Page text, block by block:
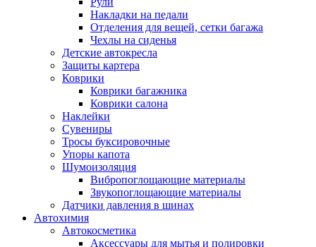
Накладки на педали
Отделения для вещей, сетки багажа
Чехлы на сиденья
Детские автокресла
Защиты картера
Коврики
Коврики багажника
Коврики салона
Наклейки
Сувениры
Тросы буксировочные
Упоры капота
Шумоизоляция
Вибропоглощающие материалы
Звукопоглощающие материалы
Датчики давления в шинах
Автохимия
Автокосметика
Аксессуары для мытья и полировки